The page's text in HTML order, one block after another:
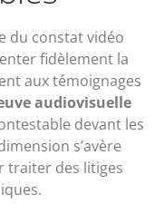
du constat vidéo
fidèlement la
aux témoignages
audiovisuelle
devant les
s’avère
traiter des litiges